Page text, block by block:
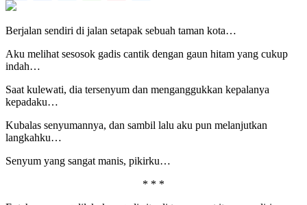
Berjalan sendiri di jalan setapak sebuah taman kota…
Aku melihat sesosok gadis cantik dengan gaun hitam yang cukup
indah…
Saat kulewati, dia tersenyum dan menganggukkan kepalanya
kepadaku…
Kubalas senyumannya, dan sambil lalu aku pun melanjutkan
langkahku…
Senyum yang sangat manis, pikirku…
* * *